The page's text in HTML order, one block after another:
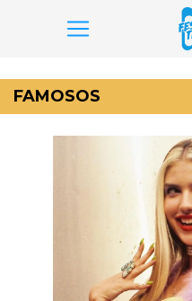
para
o
conteúdo
FAMOSOS